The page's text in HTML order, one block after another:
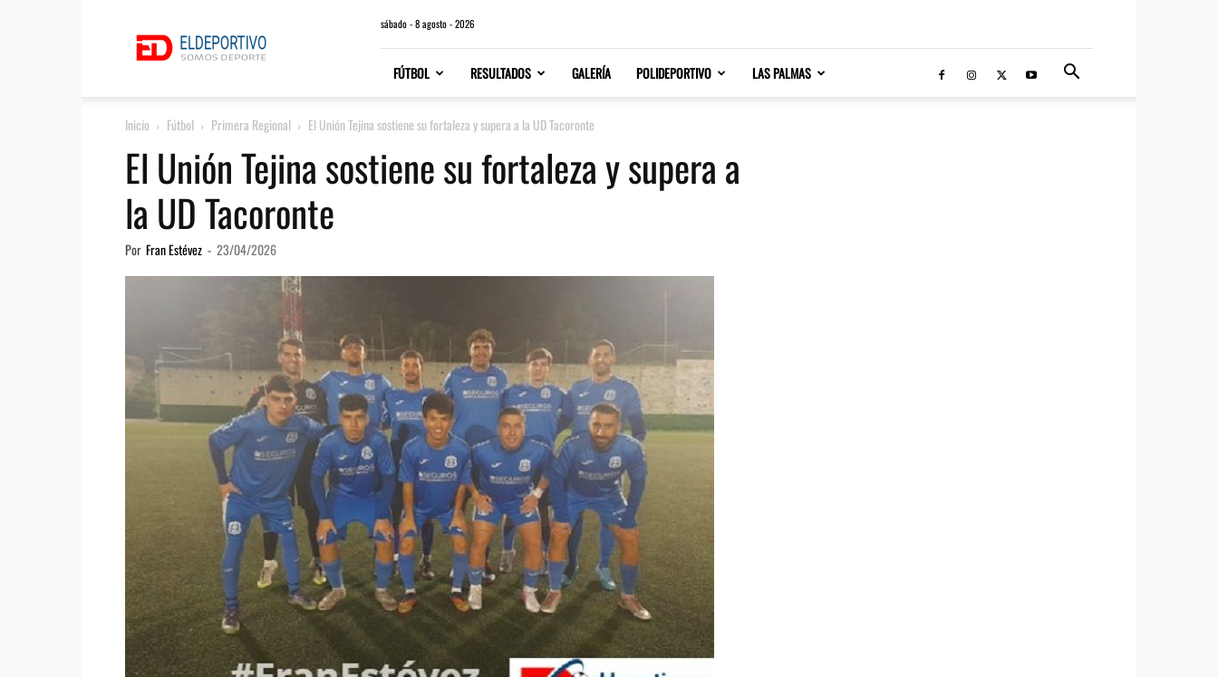
sábado - 8 agosto - 2026
FÚTBOL RESULTADOS GALERÍA POLIDEPORTIVO LAS PALMAS
Inicio Fútbol Primera Regional El Unión Tejina sostiene su fortaleza y supera a la UD Tacoronte
El Unión Tejina sostiene su fortaleza y supera a
la UD Tacoronte
Por Fran Estévez - 23/04/2026